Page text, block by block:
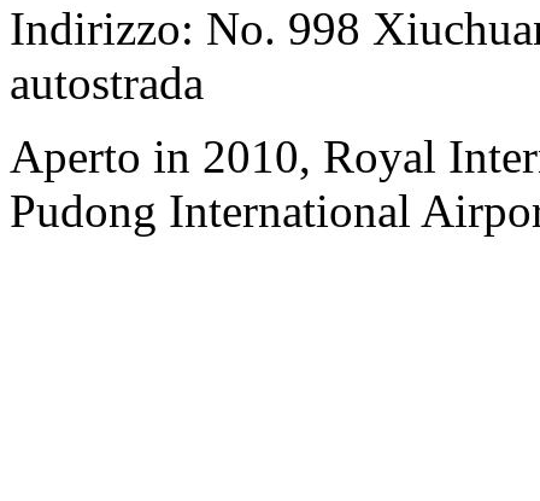
Indirizzo: No. 998
autostrada
Aperto in 2010, Royal
Pudong International